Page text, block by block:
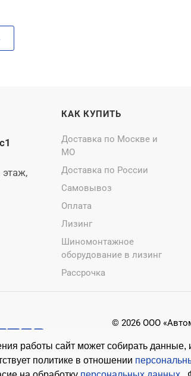
работы сайт может собирать данные,
политике в отношении
этаж,
КАК КУПИТЬ
Доставка по Москве и
МО
Доставка по России
Самовывоз
Оплата
Лизинг
Шиномонтажное
оборудование в лизинг
Рассрочка
© 2026 ООО
Копирование